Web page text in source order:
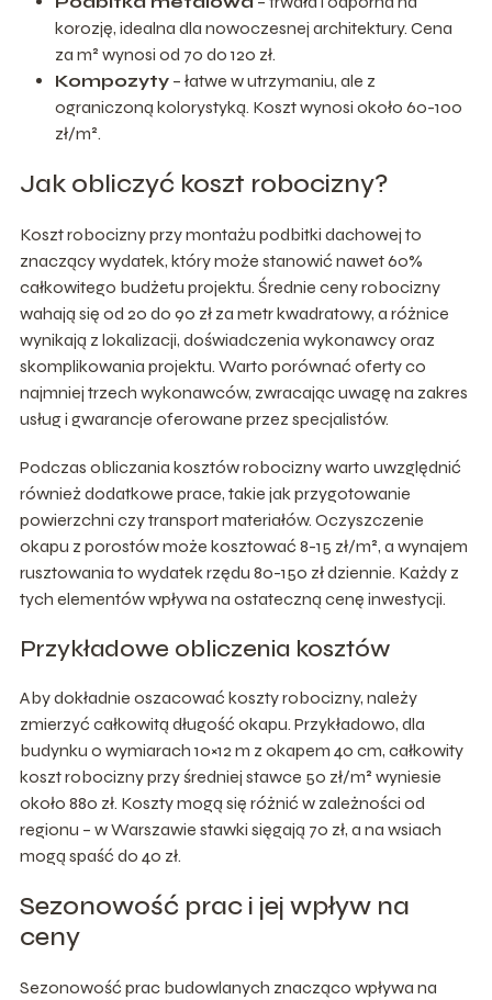
korozję, idealna dla nowoczesnej architektury. Cena
za m² wynosi od 70 do 120 zł.
Kompozyty– łatwe w utrzymaniu, ale z
ograniczoną kolorystyką. Koszt wynosi około 60-100
zł/m².
Jak obliczyć koszt robocizny?
Koszt robocizny przy montażu podbitki dachowej to
znaczący wydatek, który może stanowić nawet 60%
całkowitego budżetu projektu. Średnie ceny robocizny
wahają się od 20 do 90 zł za metr kwadratowy, a różnice
wynikają z lokalizacji, doświadczenia wykonawcy oraz
skomplikowania projektu. Warto porównać oferty co
najmniej trzech wykonawców, zwracając uwagę na zakres
usług i gwarancje oferowane przez specjalistów.
Podczas obliczania kosztów robocizny warto uwzględnić
również dodatkowe prace, takie jak przygotowanie
powierzchni czy transport materiałów. Oczyszczenie
okapu z porostów może kosztować 8-15 zł/m², a wynajem
rusztowania to wydatek rzędu 80-150 zł dziennie. Każdy z
tych elementów wpływa na ostateczną cenę inwestycji.
Przykładowe obliczenia kosztów
Aby dokładnie oszacować koszty robocizny, należy
zmierzyć całkowitą długość okapu. Przykładowo, dla
budynku o wymiarach 10×12 m z okapem 40 cm, całkowity
koszt robocizny przy średniej stawce 50 zł/m² wyniesie
około 880 zł. Koszty mogą się różnić w zależności od
regionu – w Warszawie stawki sięgają 70 zł, a na wsiach
mogą spaść do 40 zł.
Sezonowość prac i jej wpływ na
ceny
Sezonowość prac budowlanych znacząco wpływa na